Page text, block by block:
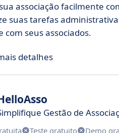
associação facilmente
suas tarefas
com seus associados.
detalhes
Gestão de
Teste gratuito Demo